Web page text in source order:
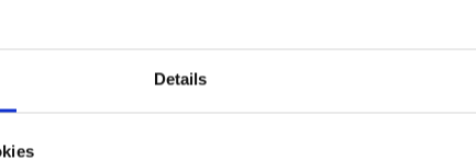
Details
vanaf €
van